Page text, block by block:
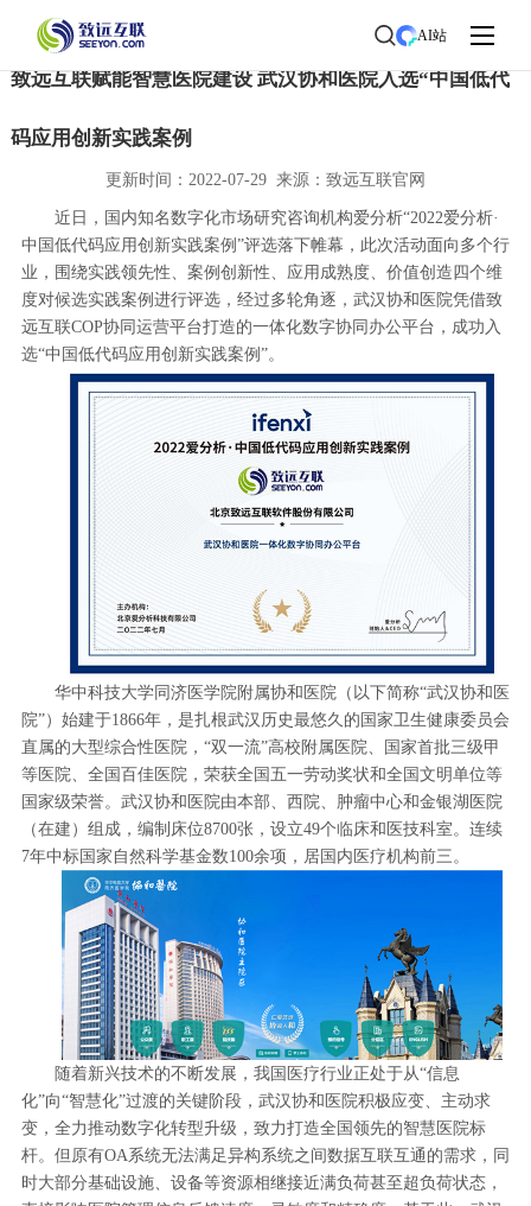
AI站
首页>了解致远>新闻中心
致远互联赋能智慧医院建设 武汉协和医院入选“中国低代
码应用创新实践案例
更新时间：2022-07-29 来源：致远互联官网
近日，国内知名数字化市场研究咨询机构爱分析“2022爱分析·
中国低代码应用创新实践案例”评选落下帷幕，此次活动面向多个行
业，围绕实践领先性、案例创新性、应用成熟度、价值创造四个维
度对候选实践案例进行评选，经过多轮角逐，武汉协和医院凭借致
远互联COP协同运营平台打造的一体化数字协同办公平台，成功入
选“中国低代码应用创新实践案例”。
华中科技大学同济医学院附属协和医院（以下简称“武汉协和医
院”）始建于1866年，是扎根武汉历史最悠久的国家卫生健康委员会
直属的大型综合性医院，“双一流”高校附属医院、国家首批三级甲
等医院、全国百佳医院，荣获全国五一劳动奖状和全国文明单位等
国家级荣誉。武汉协和医院由本部、西院、肿瘤中心和金银湖医院
（在建）组成，编制床位8700张，设立49个临床和医技科室。连续
7年中标国家自然科学基金数100余项，居国内医疗机构前三。
随着新兴技术的不断发展，我国医疗行业正处于从“信息
化”向“智慧化”过渡的关键阶段，武汉协和医院积极应变、主动求
变，全力推动数字化转型升级，致力打造全国领先的智慧医院标
杆。但原有OA系统无法满足异构系统之间数据互联互通的需求，同
时大部分基础设施、设备等资源相继接近满负荷甚至超负荷状态，